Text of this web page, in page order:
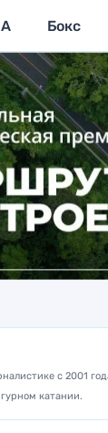
Бокс
с 2001
катании.